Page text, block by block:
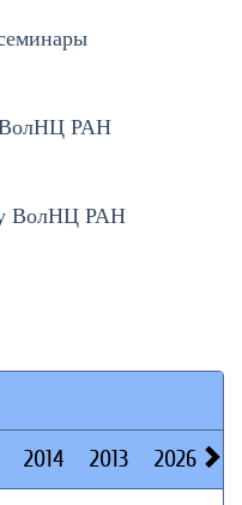
ВолНЦ РАН
ВолНЦ РАН
2014 2013 2026